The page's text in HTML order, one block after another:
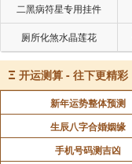
二黑病符星专用挂件
厕所化煞水晶莲花
Ξ 开运测算 - 往下更精彩
新年运势整体预测
生辰八字合婚姻缘
手机号码测吉凶